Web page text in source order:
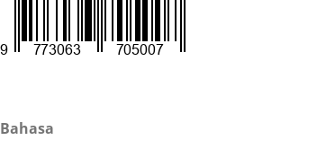
Bahasa